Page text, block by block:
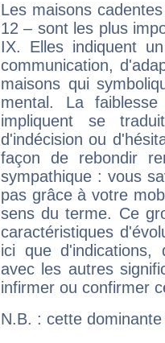
Les maisons
12 – sont les plus
IX. Elles indiquent
communication,
maisons qui
mental. La
impliquent se
d'indécision ou
façon de rebondir
sympathique : vous
pas grâce à votre
sens du terme. Ce
caractéristiques
ici que d'indications,
avec les autres
infirmer ou confirmer
N.B. : cette